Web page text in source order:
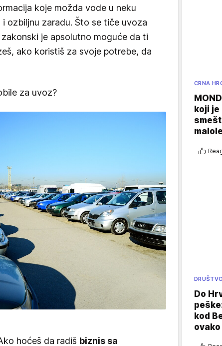
koje možda vode u neku
ozbiljnu zaradu. Što se tiče uvoza
je apsolutno moguće da ti
ako koristiš za svoje potrebe, da
za uvoz?
hoćeš da radiš biznis sa
CRNA
koji
DRUŠTVO
Do
kod